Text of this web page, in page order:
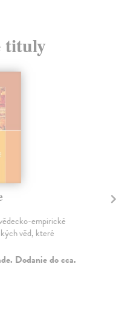
tituly
empirické
věd, které
Dodanie do cca.